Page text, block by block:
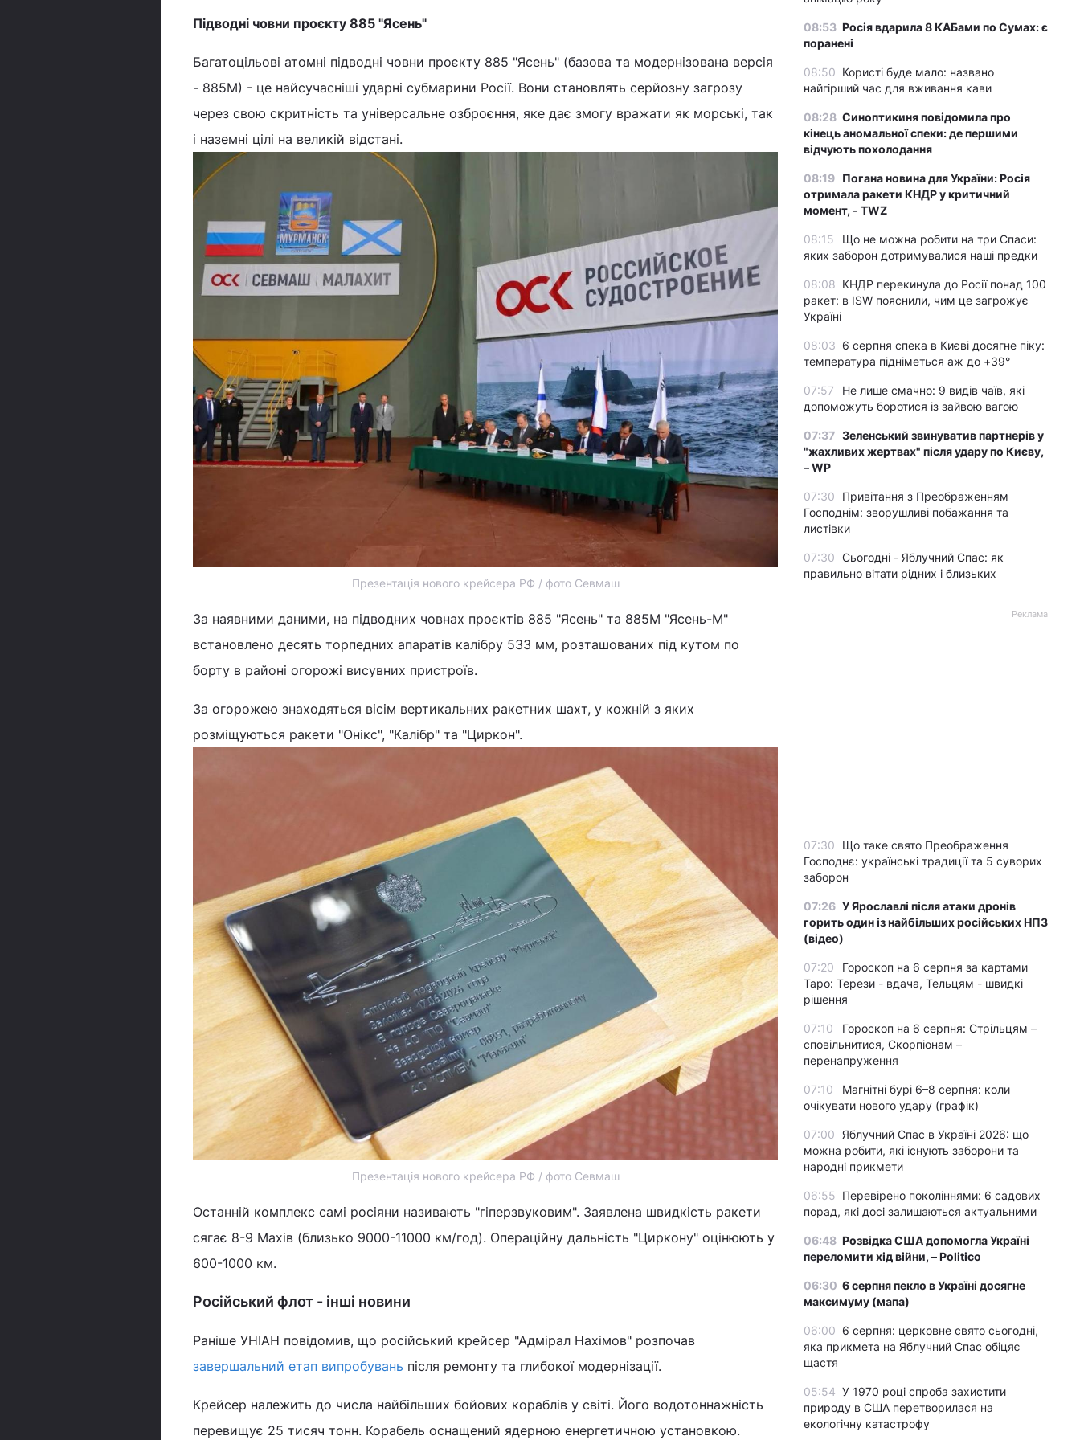
Підводні човни проєкту 885 "Ясень"
Багатоцільові атомні підводні човни проєкту 885 "Ясень" (базова та модернізована версія
- 885М) - це найсучасніші ударні субмарини Росії. Вони становлять серйозну загрозу
через свою скритність та універсальне озброєння, яке дає змогу вражати як морські, так
і наземні цілі на великій відстані.
Презентація нового крейсера РФ / фото Севмаш
За наявними даними, на підводних човнах проєктів 885 "Ясень" та 885М "Ясень-М"
встановлено десять торпедних апаратів калібру 533 мм, розташованих під кутом по
борту в районі огорожі висувних пристроїв.
За огорожею знаходяться вісім вертикальних ракетних шахт, у кожній з яких
розміщуються ракети "Онікс", "Калібр" та "Циркон".
Презентація нового крейсера РФ / фото Севмаш
Останній комплекс самі росіяни називають "гіперзвуковим". Заявлена швидкість ракети
сягає 8-9 Махів (близько 9000-11000 км/год). Операційну дальність "Циркону" оцінюють у
600-1000 км.
Російський флот - інші новини
Раніше УНІАН повідомив, що російський крейсер "Адмірал Нахімов" розпочав
завершальний етап випробувань після ремонту та глибокої модернізації.
Крейсер належить до числа найбільших бойових кораблів у світі. Його водотоннажність
перевищує 25 тисяч тонн. Корабель оснащений ядерною енергетичною установкою.
08:53 Росія вдарила 8 КАБами по Сумах: є
поранені
08:50 Користі буде мало: названо
найгірший час для вживання кави
08:28 Синоптикиня повідомила про
кінець аномальної спеки: де першими
відчують похолодання
08:19 Погана новина для України: Росія
отримала ракети КНДР у критичний
момент, - TWZ
08:15
Що не можна робити на три Спаси:
яких заборон дотримувалися наші предки
08:08 КНДР перекинула до Росії понад 100
ракет: в ISW пояснили, чим це загрожує
Україні
08:03 6 серпня спека в Києві досягне піку:
температура підніметься аж до +39°
07:57
Не лише смачно: 9 видів чаїв, які
допоможуть боротися із зайвою вагою
07:37 Зеленський звинуватив партнерів у
"жахливих жертвах" після удару по Києву,
– WP
07:30
Привітання з Преображенням
Господнім: зворушливі побажання та
листівки
07:30 Сьогодні - Яблучний Спас: як
правильно вітати рідних і близьких
Реклама
07:30
Що таке свято Преображення
Господнє: українські традиції та 5 суворих
заборон
07:26 У Ярославлі після атаки дронів
горить один із найбільших російських НПЗ
(відео)
07:20
Гороскоп на 6 серпня за картами
Таро: Терези - вдача, Тельцям - швидкі
рішення
07:10
Гороскоп на 6 серпня: Стрільцям –
сповільнитися, Скорпіонам –
перенапруження
07:10
Магнітні бурі 6–8 серпня: коли
очікувати нового удару (графік)
07:00 Яблучний Спас в Україні 2026: що
можна робити, які існують заборони та
народні прикмети
06:55 Перевірено поколіннями: 6 садових
порад, які досі залишаються актуальними
06:48 Розвідка США допомогла Україні
переломити хід війни, – Politico
06:30 6 серпня пекло в Україні досягне
максимуму (мапа)
06:00 6 серпня: церковне свято сьогодні,
яка прикмета на Яблучний Спас обіцяє
щастя
05:54 У 1970 році спроба захистити
природу в США перетворилася на
екологічну катастрофу